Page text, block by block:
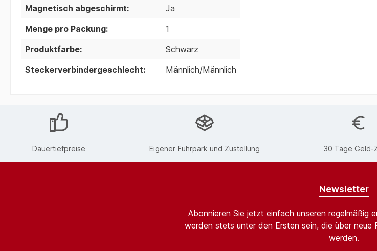
Magnetisch abgeschirmt:
Ja
Menge pro Packung:
1
Produktfarbe:
Schwarz
Steckerverbindergeschlecht:
Männlich/Männlich
Dauertiefpreise Eigener Fuhrpark und Zustellung 30 Tage Geld-
Newsletter
Abonnieren Sie jetzt einfach unseren regelmäßig
werden stets unter den Ersten sein, die über
werden.